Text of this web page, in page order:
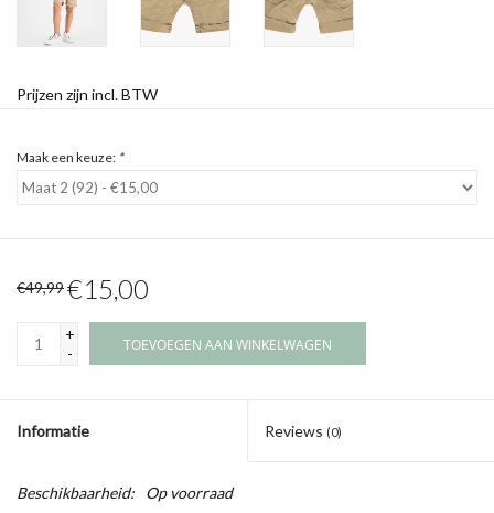
Prijzen zijn incl. BTW
Maak een keuze: *
€49,99€15,00
+
-
TOEVOEGEN AAN WINKELWAGEN
Informatie Reviews (0)
Beschikbaarheid: Op voorraad